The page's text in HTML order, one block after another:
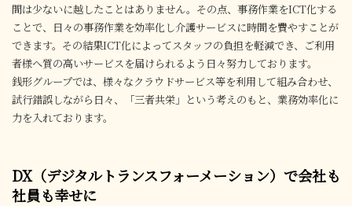
間は少ないに越したことはありません。その点、事務作業をICT化する
ことで、日々の事務作業を効率化し介護サービスに時間を費やすことが
できます。その結果ICT化によってスタッフの負担を軽減でき、ご利用
者様へ質の高いサービスを届けられるよう日々努力しております。
銭形グループでは、様々なクラウドサービス等を利用して組み合わせ、
試行錯誤しながら日々、「三者共栄」という考えのもと、業務効率化に
力を入れております。
DX（デジタルトランスフォーメーション）で会社も
社員も幸せに